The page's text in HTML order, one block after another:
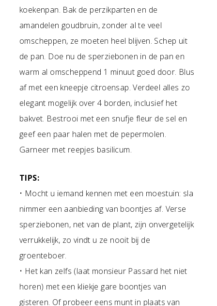
koekenpan. Bak de perzikparten en de
amandelen goudbruin, zonder al te veel
omscheppen, ze moeten heel blijven. Schep uit
de pan. Doe nu de sperziebonen in de pan en
warm al omscheppend 1 minuut goed door. Blus
af met een kneepje citroensap. Verdeel alles zo
elegant mogelijk over 4 borden, inclusief het
bakvet. Bestrooi met een snufje fleur de sel en
geef een paar halen met de pepermolen.
Garneer met reepjes basilicum.
TIPS:
• Mocht u iemand kennen met een moestuin: sla
nimmer een aanbieding van boontjes af. Verse
sperziebonen, net van de plant, zijn onvergetelijk
verrukkelijk, zo vindt u ze nooit bij de
groenteboer.
• Het kan zelfs (laat monsieur Passard het niet
horen) met een kliekje gare boontjes van
gisteren. Of probeer eens munt in plaats van